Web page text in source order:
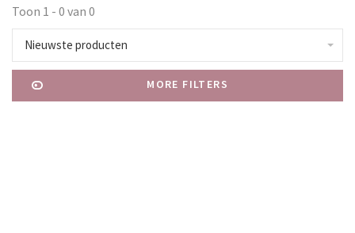
Toon 1 - 0 van 0
Nieuwste producten
MORE FILTERS